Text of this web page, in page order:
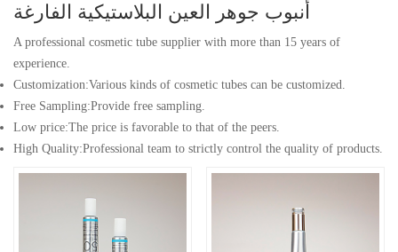
أنبوب جوهر العين البلاستيكية الفارغة
A professional cosmetic tube supplier with more than 15 years of
experience.
Customization:Various kinds of cosmetic tubes can be customized.
Free Sampling:Provide free sampling.
Low price:The price is favorable to that of the peers.
High Quality:Professional team to strictly control the quality of products.